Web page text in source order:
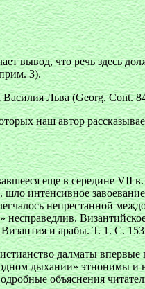
вывод, что речь здесь
3).
Льва (Georg. Cont.
наш автор
еще в середине VII
шло интенсивное
непрестанной
и арабы. Т. 1. С.
далматы
дыхании» этнонимы
объяснения